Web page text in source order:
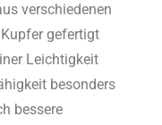
verschiedenen
gefertigt
Leichtigkeit
besonders
bessere